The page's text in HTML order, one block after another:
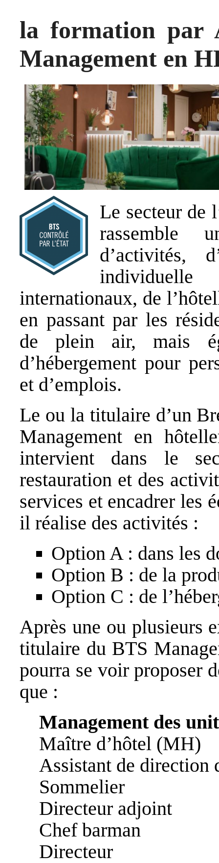
la formation par
Management en
Le secteur de
rassemble
d’activités,
internationaux, de
en passant par les
de plein air, mais
d’hébergement pour
et d’emplois.
Le ou la titulaire d’un
Management en
intervient dans le
restauration et des
services et encadrer les
il réalise des activités :
Option A : dans les
Option B : de la
Option C : de
Après une ou plusieurs
titulaire du BTS
pourra se voir proposer
que :
Management des
Maître d’hôtel (MH)
Assistant de direction
Sommelier
Directeur adjoint
Chef barman
Directeur